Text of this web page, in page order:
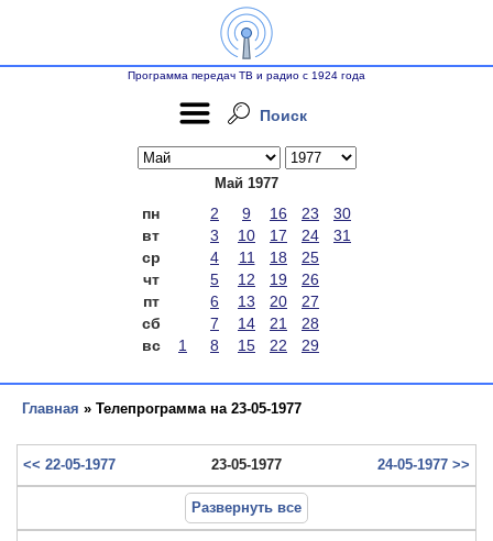
Программа передач ТВ и радио с 1924 года
Поиск
Май 1977
пн 2 9 16 23
30
вт
3 10 17 24
31
ср
4 11 18
25
чт
5 12 19
26
пт
6 13 20
27
сб
7 14 21
28
вс
1 8 15 22 29
Главная » Телепрограмма на 23-05-1977
<< 22-05-1977 23-05-1977 24-05-1977 >>
Развернуть все